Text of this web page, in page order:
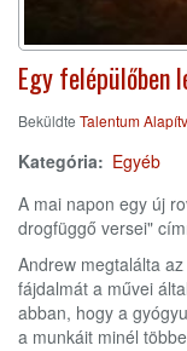
Egy felépülőben
Beküldte Talentum
Kategória
Egyéb
A mai napon egy új
drogfüggő versei"
Andrew megtalálta
fájdalmát a művei
abban, hogy a
a munkáit minél